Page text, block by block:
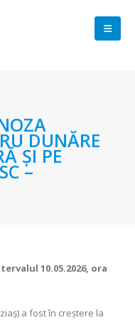
DUNĂRE
ŞI PE
–
10.05.2026, ora
a fost în creștere la